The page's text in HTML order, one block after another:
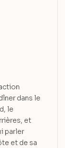
dans le
le
et
parler
et de sa